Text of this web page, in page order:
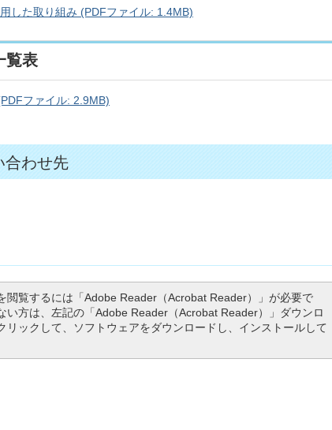
した取り組み (PDFファイル: 1.4MB)
覧表
ファイル: 2.9MB)
合わせ先
閲覧するには「Adobe Reader（Acrobat Reader）」が必要で
い方は、左記の「Adobe Reader（Acrobat Reader）」ダウンロ
リックして、ソフトウェアをダウンロードし、インストールして